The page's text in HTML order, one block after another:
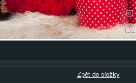
Zpět do složky